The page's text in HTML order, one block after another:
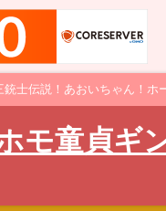
士伝説！あおいちゃん！ホ
モ童貞ギ